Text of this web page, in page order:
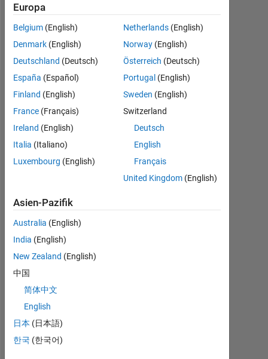
use
MATLAB
for
small
jobs
C++
for
Professional
Interests:
Problem
Mehr
anzeigen
Dashboard
Statistik
All MATLAB Answers
BEITRÄGE 100
20
60
100
RANG
Europa
Belgium (English)
Denmark (English)
Deutschland (Deutsch)
España (Español)
Finland (English)
France (Français)
Ireland (English)
Italia (Italiano)
Luxembourg (English)
Netherlands (English)
Norway (English)
Österreich (Deutsch)
Portugal (English)
Sweden (English)
Switzerland
Deutsch
English
Français
United Kingdom (English)
Asien-Pazifik
Australia (English)
India (English)
New Zealand (English)
中国
简体中文
English
日本 (日本語)
한국 (한국어)